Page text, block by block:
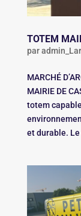
TOTEM
par
MARCHÉ
MAIRIE DE
totem
et durable.